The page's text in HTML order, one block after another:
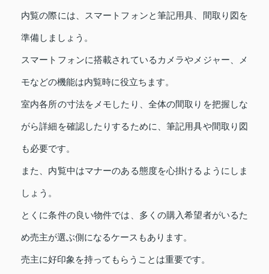
内覧の際には、スマートフォンと筆記用具、間取り図を
準備しましょう。
スマートフォンに搭載されているカメラやメジャー、メ
モなどの機能は内覧時に役立ちます。
室内各所の寸法をメモしたり、全体の間取りを把握しな
がら詳細を確認したりするために、筆記用具や間取り図
も必要です。
また、内覧中はマナーのある態度を心掛けるようにしま
しょう。
とくに条件の良い物件では、多くの購入希望者がいるた
め売主が選ぶ側になるケースもあります。
売主に好印象を持ってもらうことは重要です。